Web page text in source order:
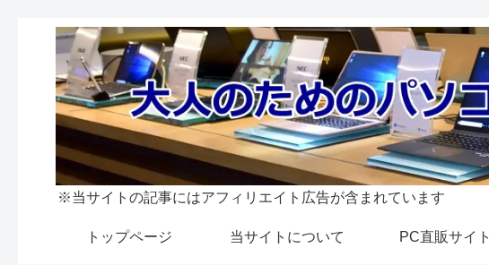
※当サイトの記事にはアフィリエイト広告が含まれています
トップページ 当サイトについて PC直販サイト